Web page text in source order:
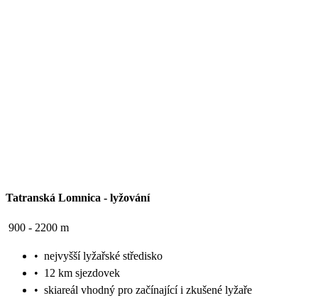
Tatranská Lomnica - lyžování
900 - 2200 m
• nejvyšší lyžařské středisko
• 12 km sjezdovek
• skiareál vhodný pro začínající i zkušené lyžaře